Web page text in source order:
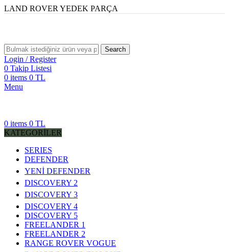
LAND ROVER YEDEK PARÇA
Search
Login / Register
0 Takip Listesi
0 items 0 TL
Menu
0 items 0 TL
KATEGORİLER
SERIES
DEFENDER
YENİ DEFENDER
DISCOVERY 2
DISCOVERY 3
DISCOVERY 4
DISCOVERY 5
FREELANDER 1
FREELANDER 2
RANGE ROVER VOGUE